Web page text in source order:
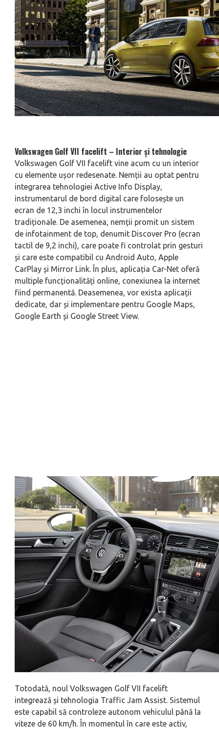
Volkswagen Golf VII facelift – Interior și tehnologie
Volkswagen Golf VII facelift vine acum cu un interior
cu elemente ușor redesenate. Nemții au optat pentru
integrarea tehnologiei Active Info Display,
instrumentarul de bord digital care folosește un
ecran de 12,3 inchi în locul instrumentelor
tradiționale. De asemenea, nemții promit un sistem
de infotainment de top, denumit Discover Pro (ecran
tactil de 9,2 inchi), care poate fi controlat prin gesturi
și care este compatibil cu Android Auto, Apple
CarPlay și Mirror Link. În plus, aplicația Car-Net oferă
multiple funcționalități online, conexiunea la internet
fiind permanentă. Deasemenea, vor exista aplicații
dedicate, dar și implementare pentru Google Maps,
Google Earth și Google Street View.
Totodată, noul Volkswagen Golf VII facelift
integrează și tehnologia Traffic Jam Assist. Sistemul
este capabil să controleze autonom vehiculul până la
viteze de 60 km/h. În momentul în care este activ,